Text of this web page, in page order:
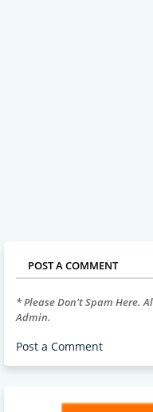
POST A COMMENT
* Please Don't Spam Here.
Admin.
Post a Comment